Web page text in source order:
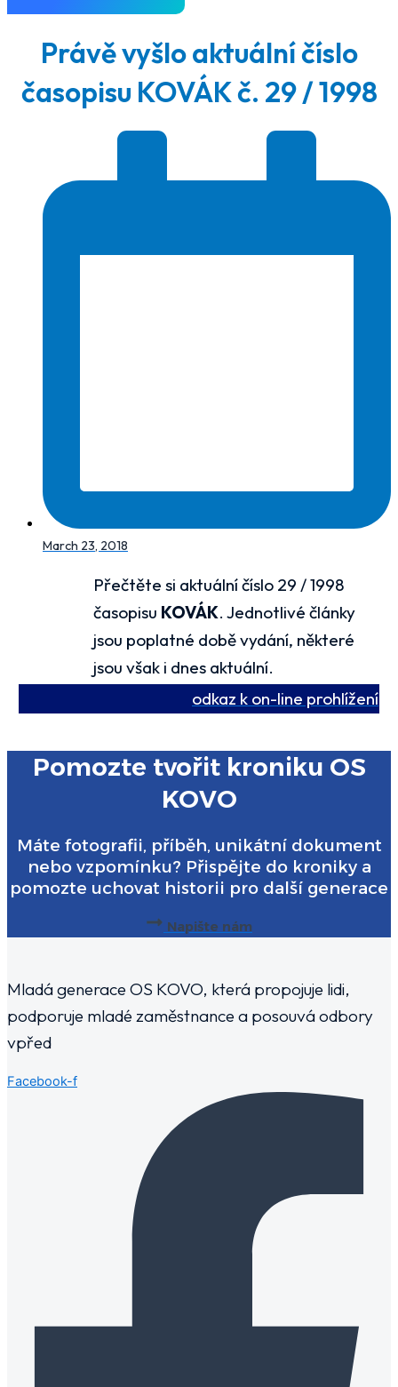
Právě vyšlo aktuální číslo
časopisu KOVÁK č. 29 / 1998
March 23, 2018
Přečtěte si aktuální číslo 29 / 1998
časopisu KOVÁK. Jednotlivé články
jsou poplatné době vydání, některé
jsou však i dnes aktuální.
odkaz k on-line prohlížení
Pomozte tvořit kroniku OS
KOVO
Máte fotografii, příběh, unikátní dokument
nebo vzpomínku? Přispějte do kroniky a
pomozte uchovat historii pro další generace
Napište nám
Mladá generace OS KOVO, která propojuje lidi,
podporuje mladé zaměstnance a posouvá odbory
vpřed
Facebook-f